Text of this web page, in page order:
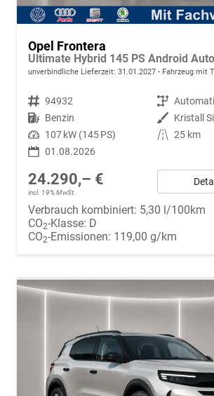
Opel Frontera
unverbindliche Lieferzeit: 31.01.2027 Fahrzeug mit
Fahrzeugnr. 94932 Getriebe
Kraftstoff Benzin Außenfarbe
Leistung 107 kW (145 PS) Kilometerstand 25 km
01.08.2026
24.290,– €
incl. 19% MwSt.
Verbrauch kombiniert: 5,30 l/100km
CO2-Klasse: D
CO2-Emissionen: 119,00 g/km